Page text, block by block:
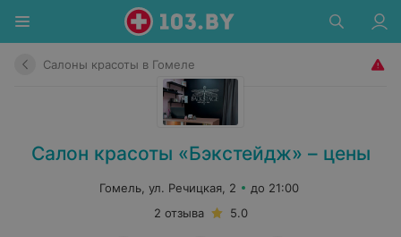
Салоны красоты в Гомеле
Салон красоты «Бэкстейдж» – цены
Гомель, ул. Речицкая, 2
до 21:00
2 отзыва
5.0